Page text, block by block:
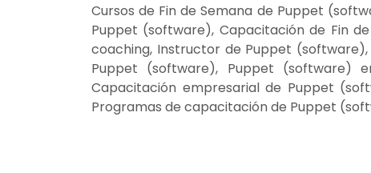
Cursos de Fin de Semana de Puppet
Puppet (software), Capacitación de Fin
coaching, Instructor de Puppet
Puppet (software), Puppet (software)
Capacitación empresarial de Puppet
Programas de capacitación de Puppet